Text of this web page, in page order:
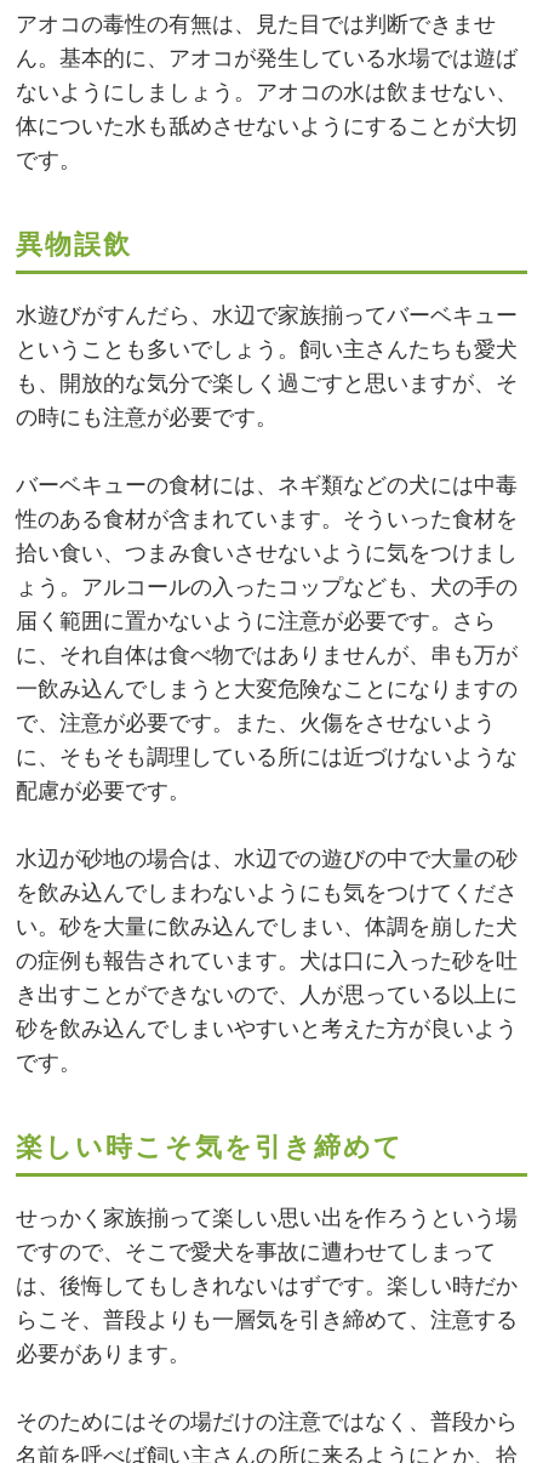
アオコの毒性の有無は、見た目では判断できませ
ん。基本的に、アオコが発生している水場では遊ば
ないようにしましょう。アオコの水は飲ませない、
体についた水も舐めさせないようにすることが大切
です。
異物誤飲
水遊びがすんだら、水辺で家族揃ってバーベキュー
ということも多いでしょう。飼い主さんたちも愛犬
も、開放的な気分で楽しく過ごすと思いますが、そ
の時にも注意が必要です。
バーベキューの食材には、ネギ類などの犬には中毒
性のある食材が含まれています。そういった食材を
拾い食い、つまみ食いさせないように気をつけまし
ょう。アルコールの入ったコップなども、犬の手の
届く範囲に置かないように注意が必要です。さら
に、それ自体は食べ物ではありませんが、串も万が
一飲み込んでしまうと大変危険なことになりますの
で、注意が必要です。また、火傷をさせないよう
に、そもそも調理している所には近づけないような
配慮が必要です。
水辺が砂地の場合は、水辺での遊びの中で大量の砂
を飲み込んでしまわないようにも気をつけてくださ
い。砂を大量に飲み込んでしまい、体調を崩した犬
の症例も報告されています。犬は口に入った砂を吐
き出すことができないので、人が思っている以上に
砂を飲み込んでしまいやすいと考えた方が良いよう
です。
楽しい時こそ気を引き締めて
せっかく家族揃って楽しい思い出を作ろうという場
ですので、そこで愛犬を事故に遭わせてしまって
は、後悔してもしきれないはずです。楽しい時だか
らこそ、普段よりも一層気を引き締めて、注意する
必要があります。
そのためにはその場だけの注意ではなく、普段から
名前を呼べば飼い主さんの所に来るようにとか、拾